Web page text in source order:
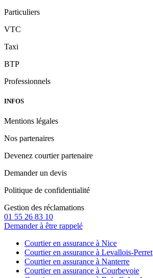
Particuliers
VTC
Taxi
BTP
Professionnels
INFOS
Mentions légales
Nos partenaires
Devenez courtier partenaire
Demander un devis
Politique de confidentialité
Gestion des réclamations
01 55 26 83 10
Demander à être rappelé
Courtier en assurance à Nice
Courtier en assurance à Levallois-Perret
Courtier en assurance à Nanterre
Courtier en assurance à Courbevoie